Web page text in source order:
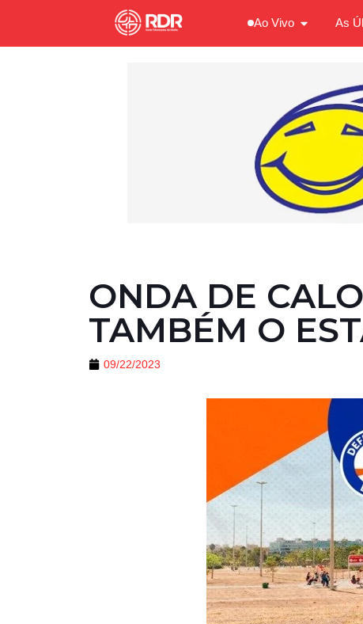
Ao Vivo As
ONDA DE
TAMBÉM O
09/22/2023